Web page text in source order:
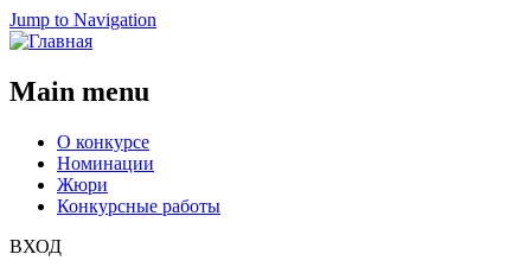
Jump to Navigation
Main menu
О конкурсе
Номинации
Жюри
Конкурсные работы
ВХОД